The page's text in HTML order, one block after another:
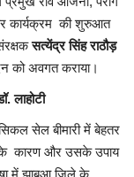
कार्यक्रम की शुरुआत
सत्येंद्र सिंह राठौड़
को अवगत कराया।
लाहोटी
सेल बीमारी में बेहतर
के कारण और उसके उपाय
में झाबुआ जिले के